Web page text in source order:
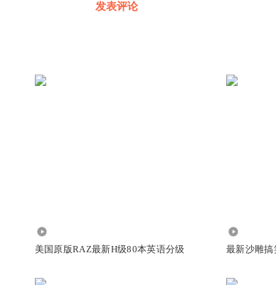
发表评论
美国原版RAZ最新H级80本英语分级 最新沙雕搞